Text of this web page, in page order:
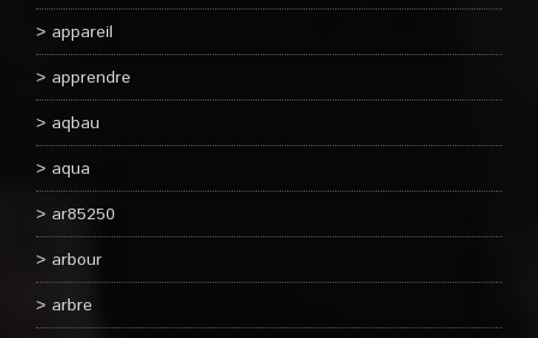
appareil
apprendre
aqbau
aqua
ar85250
arbour
arbre